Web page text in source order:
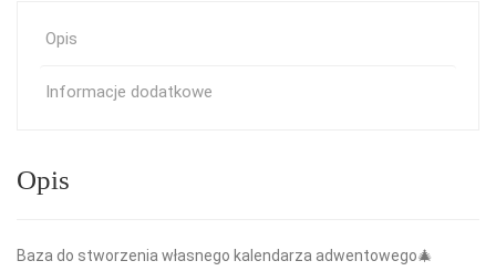
Opis
Informacje dodatkowe
Opis
Baza do stworzenia własnego kalendarza adwentowego🎄